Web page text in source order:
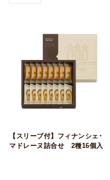
【スリーブ付】フィナンシェ･
マドレーヌ詰合せ 2種16個入